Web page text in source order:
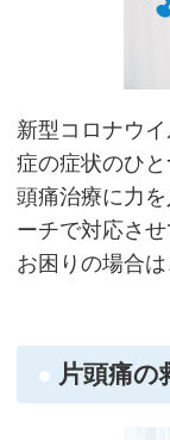
新型コロナウ
症の症状のひ
頭痛治療に力
ーチで対応させ
お困りの場合は
片頭痛の